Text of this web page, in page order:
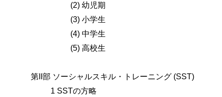
(2) 幼児期
(3) 小学生
(4) 中学生
(5) 高校生
第II部 ソーシャルスキル・トレーニング (SST)
1 SSTの方略